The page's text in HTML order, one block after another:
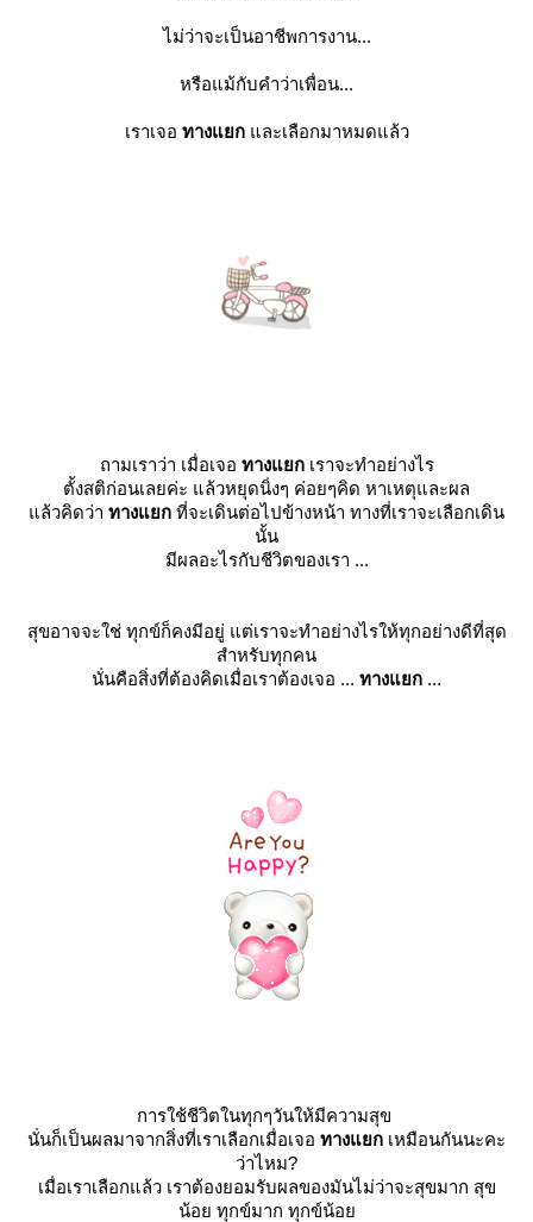
ไม่ว่าจะเป็นอาชีพการงาน...
หรือแม้กับคำว่าเพื่อน...
เราเจอ ทางแยก ละเลือกมาหมดแล้ว
ถามเราว่า เมื่อเจอ ทางแยก เราจะทำอย่างไร
ตั้งสติก่อนเลยค่ะ แล้วหยุดนิ่งๆ ค่อยๆคิด หาเหตุและผล
ล้วคิดว่า ทางแยก ที่จะเดินต่อไปข้างหน้า ทางที่เราจะเลือกเดิน
นั้น
มีผลอะไรกับชีวิตของเรา ...
สุขอาจจะใช่ ทุกข์ก็คงมีอยู่ แต่เราจะทำอย่างไรให้ทุกอย่างดีที่สุด
สำหรับทุกคน
นั่นคือสิ่งที่ต้องคิดเมื่อเราต้องเจอ ... ทางแยก ...
การใช้ชีวิตในทุกๆวันให้มีความสุข
นั่นก็เป็นผลมาจากสิ่งที่เราเลือกเมื่อเจอ ทางแยก เหมือนกันนะคะ
ว่าไหม?
เมื่อเราเลือกแล้ว เราต้องยอมรับผลของมันไม่ว่าจะสุขมาก สุข
น้อย ทุกข์มาก ทุกข์น้อ